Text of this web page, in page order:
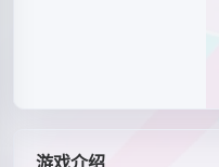
游戏介绍